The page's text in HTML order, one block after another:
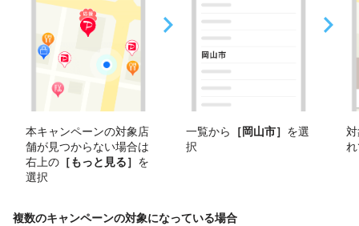
本キャンペーンの対象店
舗が見つからない場合は
右上の ［もっと見る］ を
選択
一覧から ［岡山市］ を選
択
複数のキャンペーンの対象になっている場合